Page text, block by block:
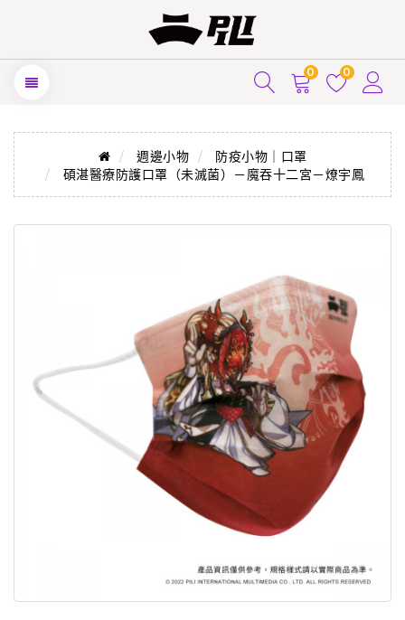
0 0
週邊小物
防疫小物｜口罩
碩湛醫療防護口罩（未滅菌）－魔吞十二宮－燎宇鳳